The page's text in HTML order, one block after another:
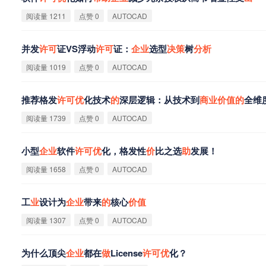
阅读量 1211 点赞 0 AUTOCAD
并发许可证VS浮动许可证： 企业选型决策树分析
阅读量 1019 点赞 0 AUTOCAD
推荐格发许可优化技术的深层逻辑：从技术到商业价值的全维
阅读量 1739 点赞 0 AUTOCAD
小型企业软件许可优化，格发性价比之选助发展！
阅读量 1658 点赞 0 AUTOCAD
工业设计为企业带来的核心价值
阅读量 1307 点赞 0 AUTOCAD
为什么顶尖企业都在做License许可优化？